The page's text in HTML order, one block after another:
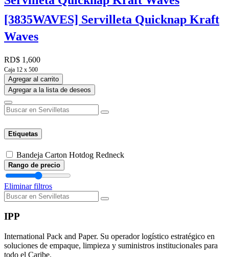
[3835WAVES] Servilleta Quicknap Kraft
Waves
RD$ 1,600
Caja 12 x 500
Agregar al carrito
Agregar a la lista de deseos
Etiquetas
Bandeja Carton Hotdog Redneck
Rango de precio
Eliminar filtros
IPP
International Pack and Paper. Su operador logístico estratégico en
soluciones de empaque, limpieza y suministros institucionales para
todo el Caribe.